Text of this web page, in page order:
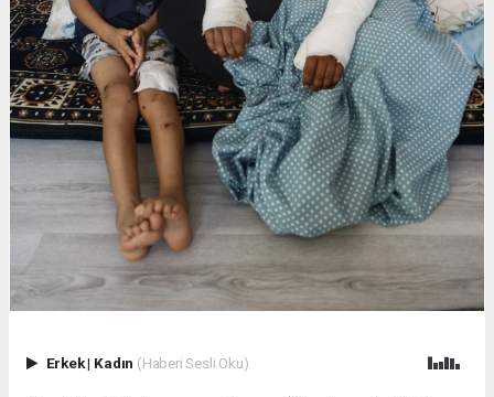
Erkek| Kadın (Haberi Sesli Oku)